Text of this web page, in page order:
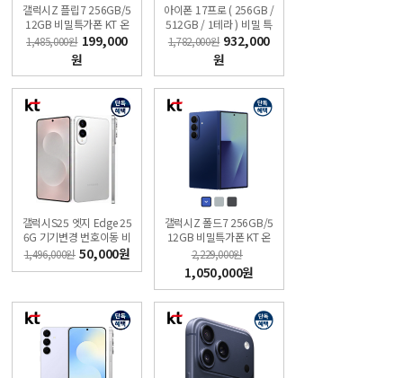
갤럭시Z 플립7 256GB/5
12GB 비밀특가폰 KT 온
라인샵
1,485,000원 199,000
원
아이폰 17프로 ( 256GB /
512GB / 1테라 ) 비밀 특
가폰 KT직영점 슈퍼모바
일
1,782,000원 932,000
원
갤럭시S25 엣지 Edge 25
6G 기기변경 번호이동 비
밀 특가폰 직영KT샵
1,496,000원 50,000원
갤럭시Z 폴드7 256GB/5
12GB 비밀특가폰 KT 온
라인샵
2,229,000원
1,050,000원